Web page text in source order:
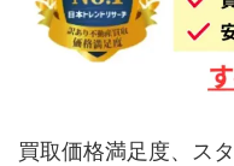
買取価格満足度、ス